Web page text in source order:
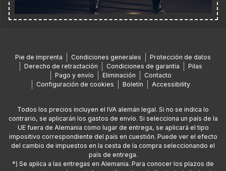
Pie de imprenta Condiciones generales
Protección de datos
Derecho de retractación
Condiciones de garantía
Pilas
Pago y envío
Eliminación
Contacto
Configuración de cookies
Boletín Accessibility
Todos los precios incluyen el IVA alemán legal. Si no se indica lo
contrario, se aplicarán los gastos de envío. Si selecciona un país de la
UE fuera de Alemania como lugar de entrega, se aplicará el tipo
impositivo correspondiente del país en cuestión. Puede ver el efecto
del cambio de impuestos en la cesta de la compra seleccionando el
país de entrega.
*) Se aplica a las entregas en Alemania. Para conocer los plazos de